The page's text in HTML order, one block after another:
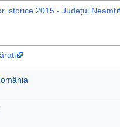
istorice 2015 - Județul Neamț